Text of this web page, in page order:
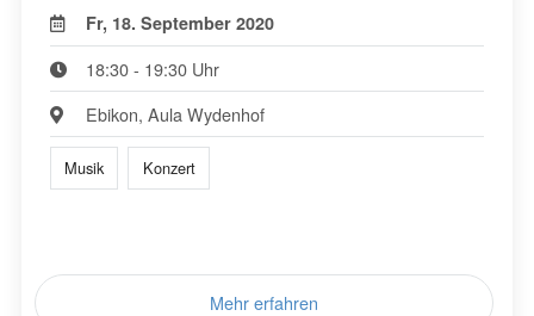
Fr, 18. September 2020
18:30 - 19:30 Uhr
Ebikon, Aula Wydenhof
Musik Konzert
Mehr erfahren